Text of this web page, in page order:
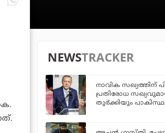
NEWSTRACKER
നാവിക സഖ്യത്തിന്
പ്രതിരോധ
തുര്‍ക്കിയും